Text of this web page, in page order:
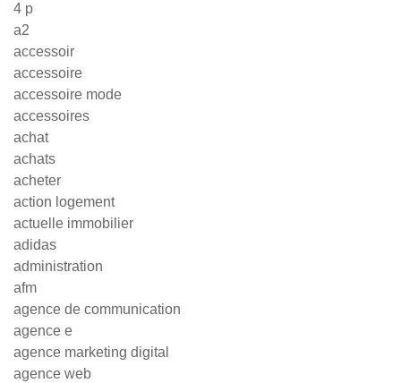
4 p
a2
accessoir
accessoire
accessoire mode
accessoires
achat
achats
acheter
action logement
actuelle immobilier
adidas
administration
afm
agence de communication
agence e
agence marketing digital
agence web